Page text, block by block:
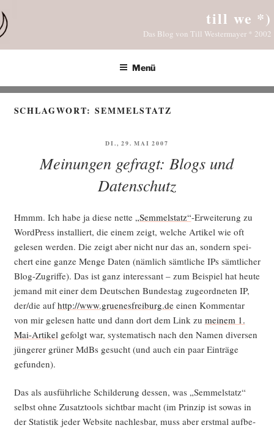
Inhalt
springen
till we *)
Das Blog von Till Westermayer * 2002
Menü
SCHLAGWORT:SEMMELSTATZ
VERÖFFENTLICHT
DI., 29. MAI 2007
Meinungen gefragt: Blogs und
Datenschutz
Hmmm. Ich habe ja die­se net­te „Sem­mel­statz“-Erwei­te­rung zu
Word­Press instal­liert, die einem zeigt, wel­che Arti­kel wie oft
gele­sen wer­den. Die zeigt aber nicht nur das an, son­dern spei­
chert eine gan­ze Men­ge Daten (näm­lich sämt­li­che IPs sämt­li­cher
Blog-Zugrif­fe). Das ist ganz inter­es­sant – zum Bei­spiel hat heu­te
jemand mit einer dem Deut­schen Bun­des­tag zuge­ord­ne­ten IP,
der/die aufhttp://www.gruenesfreiburg.deeinen Kom­men­tar
von mir gele­sen hat­te und dann dort dem Link zu mei­nem 1.
Mai-Arti­kel gefolgt war, sys­te­ma­tisch nach den Namen diver­sen
jün­ge­rer grü­ner MdBs gesucht (und auch ein paar Ein­trä­ge
gefunden).
Das als aus­führ­li­che Schil­de­rung des­sen, was „Sem­mel­statz“
selbst ohne Zusatz­tools sicht­bar macht (im Prin­zip ist sowas in
der Sta­tis­tik jeder Web­site nach­les­bar, muss aber erst­mal auf­be­